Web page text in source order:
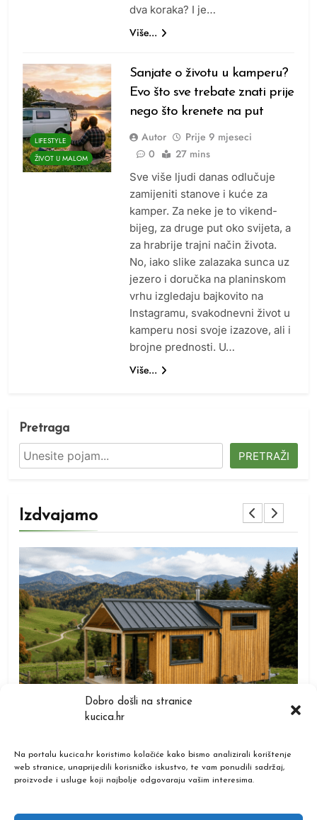
Dobro došli na stranice
kucica.hr
Na portalu kucica.hr koristimo kolačiće kako bismo analizirali korištenje
web stranice, unaprijedili korisničko iskustvo, te vam ponudili sadržaj,
proizvode i usluge koji najbolje odgovaraju vašim interesima.
dva koraka? I je…
Više...
LIFESTYLE
ŽIVOT U MALOM
Sanjate o životu u kamperu?
Evo što sve trebate znati prije
nego što krenete na put
Autor Prije 9 mjeseci
0
27 mins
Sve više ljudi danas odlučuje
zamijeniti stanove i kuće za
kamper. Za neke je to vikend-
bijeg, za druge put oko svijeta, a
za hrabrije trajni način života.
No, iako slike zalazaka sunca uz
jezero i doručka na planinskom
vrhu izgledaju bajkovito na
Instagramu, svakodnevni život u
kamperu nosi svoje izazove, ali i
brojne prednosti. U…
Više...
Pretraga
PRETRAŽI
Izdvajamo
TIPOVI KUĆICA
(2026.)
Prije9 mjeseci